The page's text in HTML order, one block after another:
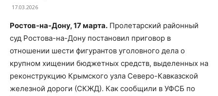
17.03.2026
Ростов-на-Дону, 17 марта. Пролетарский районный
суд Ростова-на-Дону постановил приговор в
отношении шести фигурантов уголовного дела о
крупном хищении бюджетных средств, выделенных на
реконструкцию Крымского узла Северо-Кавказской
железной дороги (СКЖД). Как сообщили в УФСБ по